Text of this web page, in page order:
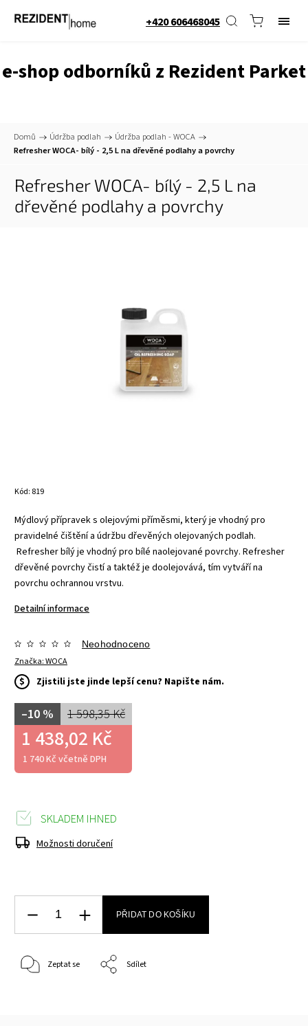
+420 606468045
e-shop odborníků z Rezident Parket
Domů / Údržba podlah / Údržba podlah - WOCA /
Refresher WOCA- bílý - 2,5 L na dřevěné podlahy a povrchy
Refresher WOCA- bílý - 2,5 L na
dřevěné podlahy a povrchy
Kód: 819
Mýdlový přípravek s olejovými příměsmi, který je vhodný pro
pravidelné čištění a údržbu dřevěných olejovaných podlah.
Refresher bílý je vhodný pro bílé naolejované povrchy. Refresher
dřevěné povrchy čistí a taktéž je doolejovává, tím vytváří na
povrchu ochrannou vrstvu.
Detailní informace
Značka:WOCA
Neohodnoceno
1 598,35 Kč
–10 %
1 438,02 Kč
1 740 Kč včetně DPH
$ Zjistili jste jinde lepší cenu? Napište nám.
SKLADEM IHNED
Možnosti doručení
PŘIDAT DO KOŠÍKU
Zeptat se Sdílet